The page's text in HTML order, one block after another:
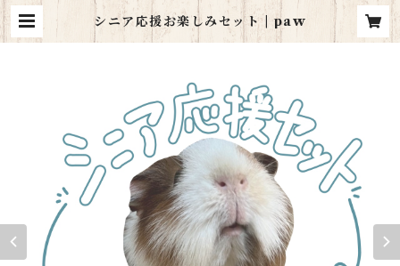
シニア応援お楽しみセット | paw